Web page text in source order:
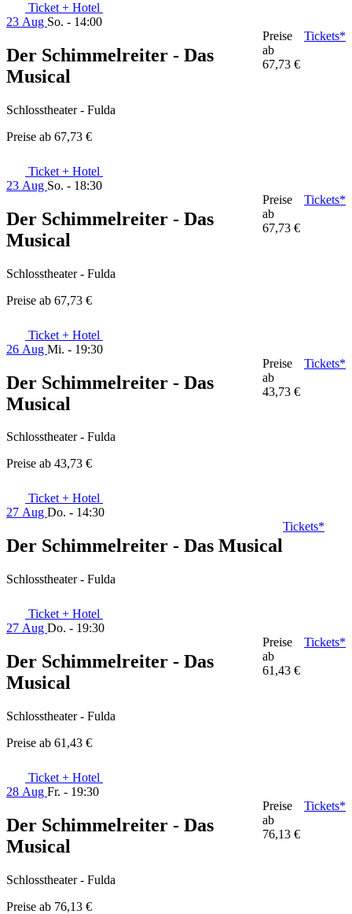
Ticket + Hotel
23 Aug So. - 14:00
Der Schimmelreiter - Das
Musical
Schlosstheater - Fulda
Preise ab 67,73 €
Preise
ab
67,73 €
Tickets*
Ticket + Hotel
23 Aug So. - 18:30
Der Schimmelreiter - Das
Musical
Schlosstheater - Fulda
Preise ab 67,73 €
Preise
ab
67,73 €
Tickets*
Ticket + Hotel
26 Aug Mi. - 19:30
Der Schimmelreiter - Das
Musical
Schlosstheater - Fulda
Preise ab 43,73 €
Preise
ab
43,73 €
Tickets*
Ticket + Hotel
27 Aug Do. - 14:30
Der Schimmelreiter - Das Musical
Schlosstheater - Fulda
Tickets*
Ticket + Hotel
27 Aug Do. - 19:30
Der Schimmelreiter - Das
Musical
Schlosstheater - Fulda
Preise ab 61,43 €
Preise
ab
61,43 €
Tickets*
Ticket + Hotel
28 Aug Fr. - 19:30
Der Schimmelreiter - Das
Musical
Schlosstheater - Fulda
Preise ab 76,13 €
Preise
ab
76,13 €
Tickets*